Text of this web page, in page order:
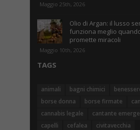
Maggio 25th, 2026
Olio di Argan: il lusso
funziona meglio
promette miracoli
Maggio 10th, 2026
TAGS
animali bagni chimici
borse donna
borse firmate
cannabis legale
cantante
capelli
cefalea
civitavecchia